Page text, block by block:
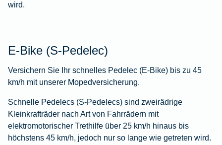
wird.
E-Bike (S-Pedelec)
Versichern Sie Ihr schnelles Pedelec (E-Bike) bis zu 45
km/h mit unserer Mopedversicherung.
Schnelle Pedelecs (S-Pedelecs) sind zweirädrige
Kleinkrafträder nach Art von Fahrrädern mit
elektromotorischer Trethilfe über 25 km/h hinaus bis
höchstens 45 km/h, jedoch nur so lange wie getreten wird.